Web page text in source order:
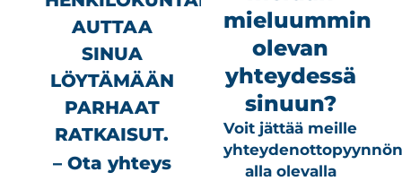
AUTTAA
SINUA
LÖYTÄMÄÄN
PARHAAT
RATKAISUT.
– Ota yhteys
mieluummin
olevan
yhteydessä
sinuun?
Voit jättää meille
yhteydenottopyynnön
alla olevalla